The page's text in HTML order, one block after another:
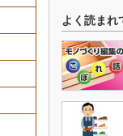
よく読まれ